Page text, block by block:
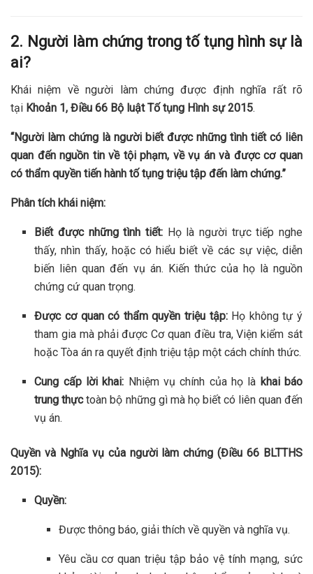
2. Người làm chứng trong tố tụng hình sự là
ai?
Khái niệm về người làm chứng được định nghĩa rất rõ
tại Khoản 1, Điều 66 Bộ luật Tố tụng Hình sự 2015.
“Người làm chứng là người biết được những tình tiết có liên
quan đến nguồn tin về tội phạm, về vụ án và được cơ quan
có thẩm quyền tiến hành tố tụng triệu tập đến làm chứng.”
Phân tích khái niệm:
Biết được những tình tiết:Họ là người trực tiếp nghe
thấy, nhìn thấy, hoặc có hiểu biết về các sự việc, diễn
biến liên quan đến vụ án. Kiến thức của họ là nguồn
chứng cứ quan trọng.
Được cơ quan có thẩm quyền triệu tập:Họ không tự ý
tham gia mà phải được Cơ quan điều tra, Viện kiểm sát
hoặc Tòa án ra quyết định triệu tập một cách chính thức.
Cung cấp lời khai: Nhiệm vụ chính của họ là khai báo
trung thựctoàn bộ những gì mà họ biết có liên quan đến
vụ án.
Quyền và Nghĩa vụ của người làm chứng (Điều 66 BLTTHS
2015):
Quyền:
Được thông báo, giải thích về quyền và nghĩa vụ.
Yêu cầu cơ quan triệu tập bảo vệ tính mạng, sức